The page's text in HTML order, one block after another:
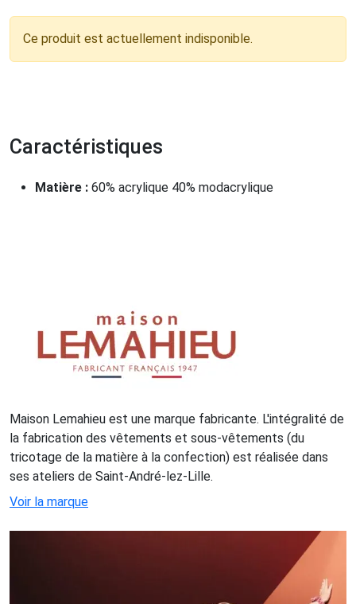
Ce produit est actuellement indisponible.
Caractéristiques
Matière : 60% acrylique 40% modacrylique
Maison Lemahieu est une marque fabricante. L'intégralité de
la fabrication des vêtements et sous-vêtements (du
tricotage de la matière à la confection) est réalisée dans
ses ateliers de Saint-André-lez-Lille.
Voir la marque